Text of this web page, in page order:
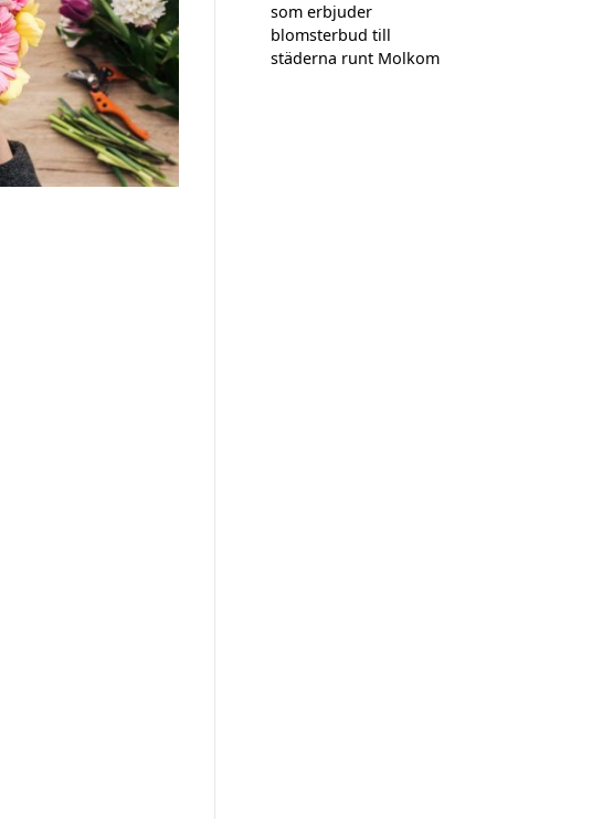
som erbjuder
blomsterbud till
städerna runt Molkom